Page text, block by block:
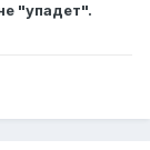
"упадет".